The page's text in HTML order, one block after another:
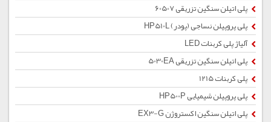
پلی اتیلن سنگین تزریقی 60507
پلی پروپیلن نساجی (پودر) HP510L
آلیاژ پلی کربنات LED
پلی اتیلن سنگین تزریقی 5030EA
پلی کربنات 1215
پلی پروپیلن شیمیایی HP500P
پلی اتیلن سنگین اکستروژن EX3-G